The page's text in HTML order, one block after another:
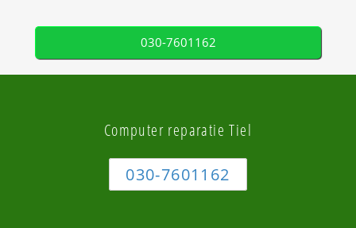
030-7601162
Computer reparatie Tiel
030-7601162